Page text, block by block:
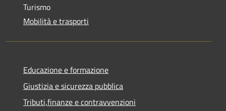
Turismo
Mobilità e trasporti
Educazione e formazione
Giustizia e sicurezza pubblica
Tributi,finanze e contravvenzioni